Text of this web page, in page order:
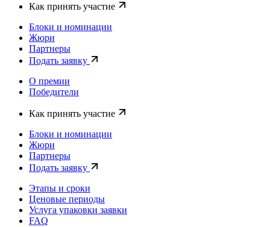
Как принять участие
Блоки и номинации
Жюри
Партнеры
Подать заявку
О премии
Победители
Как принять участие
Блоки и номинации
Жюри
Партнеры
Подать заявку
Этапы и сроки
Ценовые периоды
Услуга упаковки заявки
FAQ